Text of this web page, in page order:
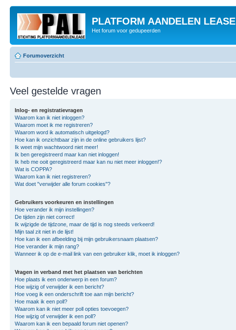
PLATFORM AANDELEN LEASE
Het forum voor gedupeerden
Forumoverzicht
Veel gestelde vragen
Inlog- en registratievragen
Waarom kan ik niet inloggen?
Waarom moet ik me registreren?
Waarom word ik automatisch uitgelogd?
Hoe kan ik onzichtbaar zijn in de online gebruikers lijst?
Ik weet mijn wachtwoord niet meer!
Ik ben geregistreerd maar kan niet inloggen!
Ik heb me ooit geregistreerd maar kan nu niet meer inloggen!?
Wat is COPPA?
Waarom kan ik niet registreren?
Wat doet "verwijder alle forum cookies"?
Gebruikers voorkeuren en instellingen
Hoe verander ik mijn instellingen?
De tijden zijn niet correct!
Ik wijzigde de tijdzone, maar de tijd is nog steeds verkeerd!
Mijn taal zit niet in de lijst!
Hoe kan ik een afbeelding bij mijn gebruikersnaam plaatsen?
Hoe verander ik mijn rang?
Wanneer ik op de e-mail link van een gebruiker klik, moet ik inloggen?
Vragen in verband met het plaatsen van berichten
Hoe plaats ik een onderwerp in een forum?
Hoe wijzig of verwijder ik een bericht?
Hoe voeg ik een onderschrift toe aan mijn bericht?
Hoe maak ik een poll?
Waarom kan ik niet meer poll opties toevoegen?
Hoe wijzig of verwijder ik een poll?
Waarom kan ik een bepaald forum niet openen?